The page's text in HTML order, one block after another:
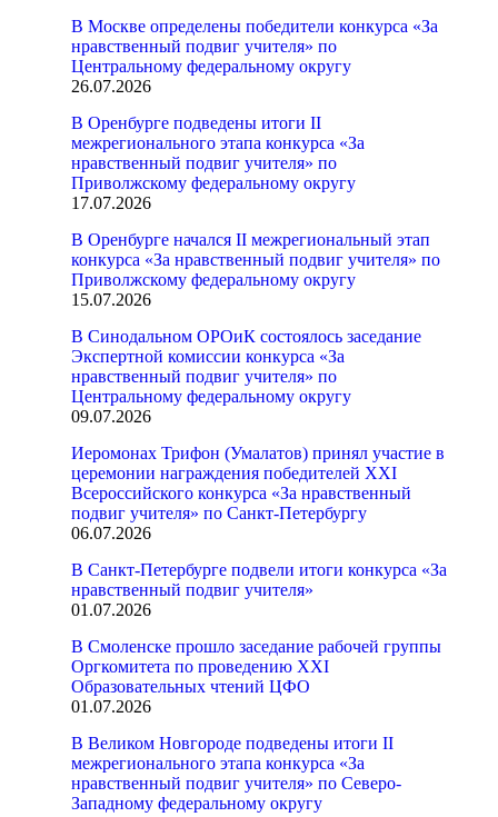
В Москве определены победители конкурса «За
нравственный подвиг учителя» по
Центральному федеральному округу
26.07.2026
В Оренбурге подведены итоги II
межрегионального этапа конкурса «За
нравственный подвиг учителя» по
Приволжскому федеральному округу
17.07.2026
В Оренбурге начался II межрегиональный этап
конкурса «За нравственный подвиг учителя» по
Приволжскому федеральному округу
15.07.2026
В Синодальном ОРОиК состоялось заседание
Экспертной комиссии конкурса «За
нравственный подвиг учителя» по
Центральному федеральному округу
09.07.2026
Иеромонах Трифон (Умалатов) принял участие в
церемонии награждения победителей XXI
Всероссийского конкурса «За нравственный
подвиг учителя» по Санкт-Петербургу
06.07.2026
В Санкт-Петербурге подвели итоги конкурса «За
нравственный подвиг учителя»
01.07.2026
В Смоленске прошло заседание рабочей группы
Оргкомитета по проведению XXI
Образовательных чтений ЦФО
01.07.2026
В Великом Новгороде подведены итоги II
межрегионального этапа конкурса «За
нравственный подвиг учителя» по Северо-
Западному федеральному округу